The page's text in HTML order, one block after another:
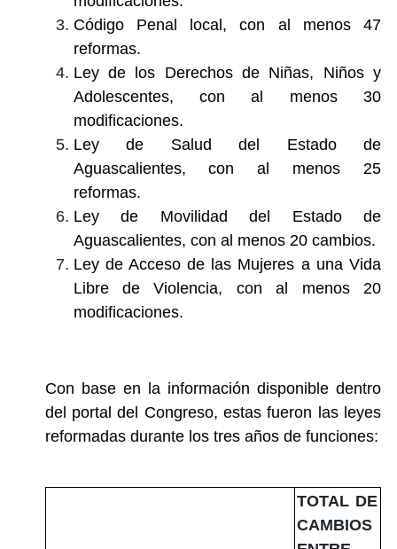
Código Penal local, con al menos 47
reformas.
Ley de los Derechos de Niñas, Niños y
Adolescentes, con al menos 30
modificaciones.
Ley de Salud del Estado de
Aguascalientes, con al menos 25
reformas.
Ley de Movilidad del Estado de
Aguascalientes, con al menos 20 cambios.
Ley de Acceso de las Mujeres a una Vida
Libre de Violencia, con al menos 20
modificaciones.
Con base en la información disponible dentro
del portal del Congreso, estas fueron las leyes
reformadas durante los tres años de funciones:
TOTAL DE
CAMBIOS